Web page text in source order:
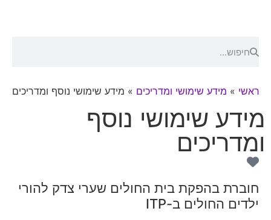
ראשי » מידע שימושי ומדריכים » מידע שימושי נוסף ומדריכים
מידע שימושי נוסף
ומדריכים
חוברת בהפקת בית החולים שערי צדק להורי
ילדים החולים ב-ITP